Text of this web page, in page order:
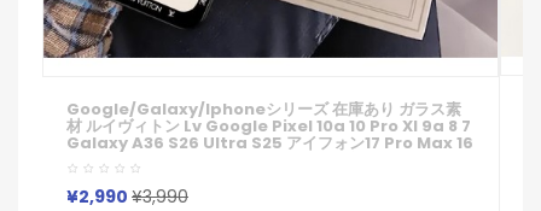
Google/galaxy/iphoneシリーズ 在庫あり ガラス素
材 ルイヴィトン Lv Google Pixel 10a 10 Pro Xl 9a 8 7
Galaxy A36 S26 Ultra S25 アイフォン17 Pro Max 16
Pro15 Pro Max 14 13ケースサムソン ギャラクシー S26
S25s24 S23 Ultraケース ルイヴィトン Lv ブランド レ
ディース男性女性 Google Pixel 10aカバー人気
¥2,990 ¥3,990